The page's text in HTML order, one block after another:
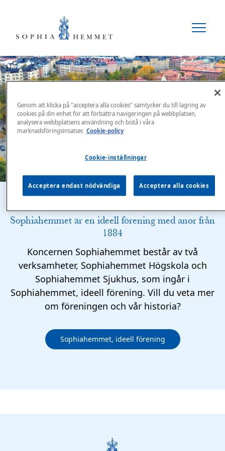
Sophiahemmet är en ideell förening med anor från
1884
Koncernen Sophiahemmet består av två
verksamheter, Sophiahemmet Högskola och
Sophiahemmet Sjukhus, som ingår i
Sophiahemmet, ideell förening. Vill du veta mer
om föreningen och vår historia?
Sophiahemmet, ideell förening
Genom att klicka på "acceptera alla cookies" samtycker du till lagring av
cookies på din enhet för att förbättra navigeringen på webbplatsen,
analysera webbplatsens användning och bistå i våra
marknadsföringsinsatser. Cookie-policy
Cookie-inställningar
Acceptera endast nödvändiga Acceptera alla cookies